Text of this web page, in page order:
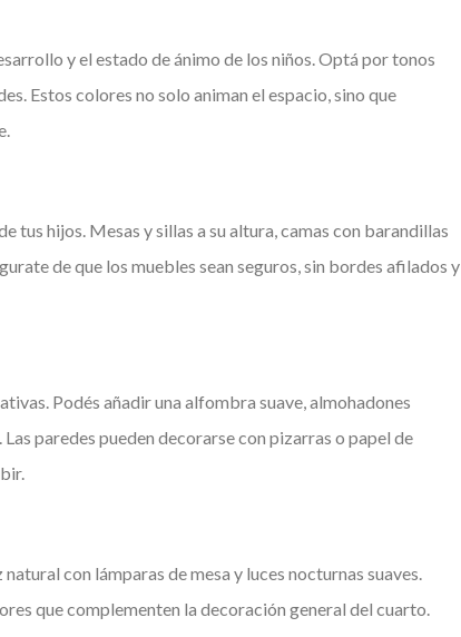
y el estado de ánimo de los niños. Optá por tonos
Estos colores no solo animan el espacio, sino que
tus hijos. Mesas y sillas a su altura, camas con barandillas
de que los muebles sean seguros, sin bordes afilados y
Podés añadir una alfombra suave, almohadones
paredes pueden decorarse con pizarras o papel de
con lámparas de mesa y luces nocturnas suaves.
que complementen la decoración general del cuarto.